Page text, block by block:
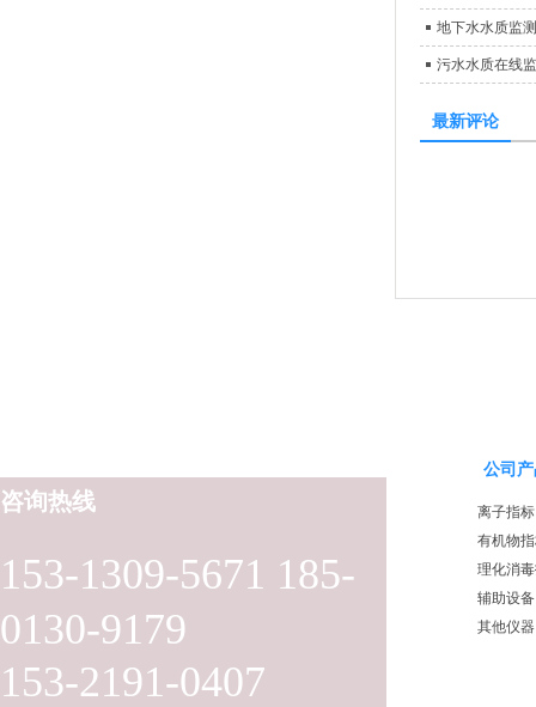
地下水水质监
污水水质在线
最新评论
153-1309-5671 185-
0130-9179
153-2191-0407
咨询热线
公司
离子指标
有机物
理化消
辅助设备
其他仪器